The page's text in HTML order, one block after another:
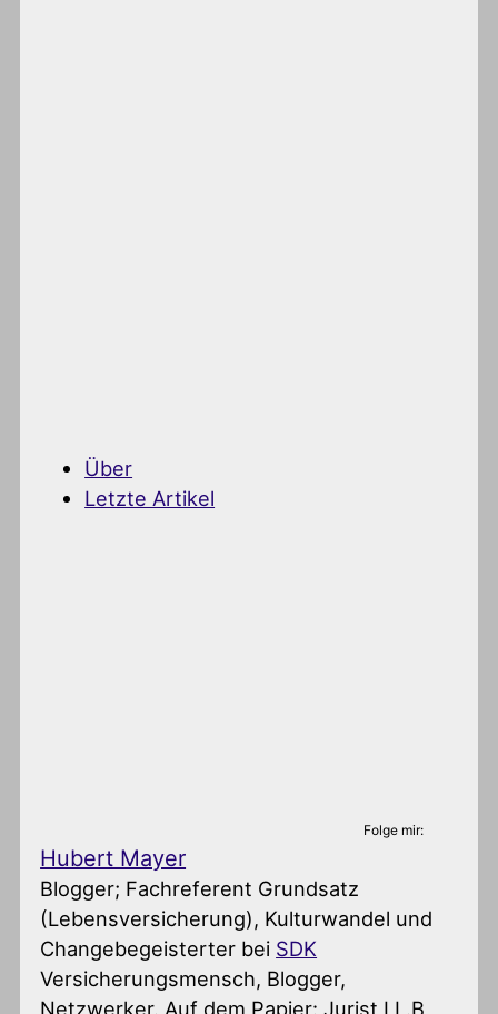
Über
Letzte Artikel
Folge mir:
Hubert Mayer
Blogger; Fachreferent Grundsatz
(Lebensversicherung), Kulturwandel und
Changebegeisterter bei SDK
Versicherungsmensch, Blogger,
Netzwerker. Auf dem Papier: Jurist LL.B